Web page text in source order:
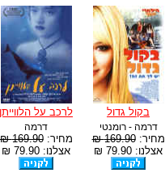
בקול גדול
דרמה - רומנטי
מחיר:169.90 ₪
אצלנו: 79.90 ₪
לרכב על הלווייתן
דרמה
מחיר:169.90 ₪
אצלנו: 79.90 ₪